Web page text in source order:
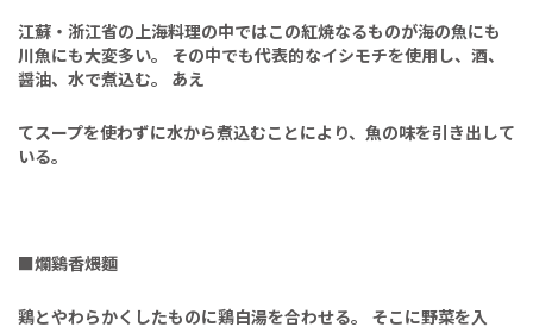
江蘇・浙江省の上海料理の中ではこの紅焼なるものが海の魚にも
川魚にも大変多い。
その中でも代表的なイシモチを使用し、酒、
醤油、水で煮込む。
あえ
てスープを使わずに水から煮込むことにより、魚の味を引き出して
いる。
■爛鷄香煨麵
鶏とやわらかくしたものに鶏白湯を合わせる。
そこに野菜を入